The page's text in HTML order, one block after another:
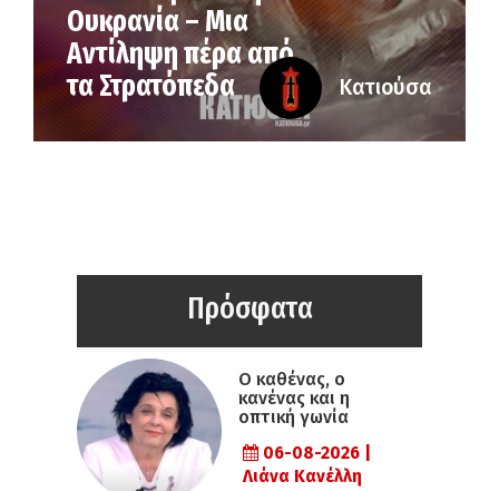
Ουκρανία – Μια
Αντίληψη πέρα από
τα Στρατόπεδα
Κατιούσα
Πρόσφατα
Ο καθένας, ο
κανένας και η
οπτική γωνία
06-08-2026 |
Λιάνα Κανέλλη